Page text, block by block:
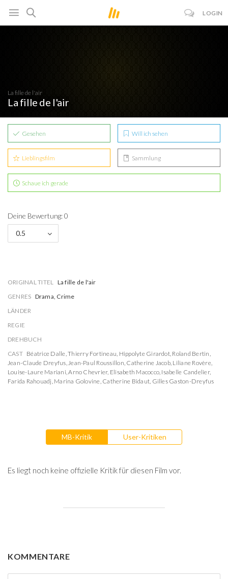
LOGIN
La fille de l'air
La fille de l'air
Gesehen Will ich sehen
Lieblingsfilm Sammlung
Schaue ich gerade
Deine Bewertung: 0
0.5
ORIGINAL TITEL La fille de l'air
GENRES Drama, Crime
LÄNDER
REGIE
DREHBUCH
CAST Béatrice Dalle,Thierry Fortineau, Hippolyte Girardot, Roland Bertin,
Jean-Claude Dreyfus,Jean-Paul Roussillon, Catherine Jacob, Liliane Rovère,
Louise-Laure Mariani,Arno Chevrier, Elisabeth Macocco, Isabelle Candelier,
Farida Rahouadj, Marina Golovine, Catherine Bidaut, Gilles Gaston-Dreyfus
MB-Kritik User-Kritiken
Es liegt noch keine offizielle Kritik für diesen Film vor.
KOMMENTARE